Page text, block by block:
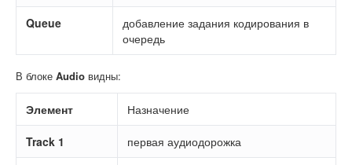
Queue
добавление задания кодирования в
очередь
В блоке Audio видны:
Элемент Назначение
Track 1 первая аудиодорожка